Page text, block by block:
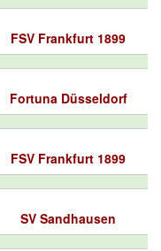
FSV Frankfurt 1899
Fortuna Düsseldorf
FSV Frankfurt 1899
SV Sandhausen